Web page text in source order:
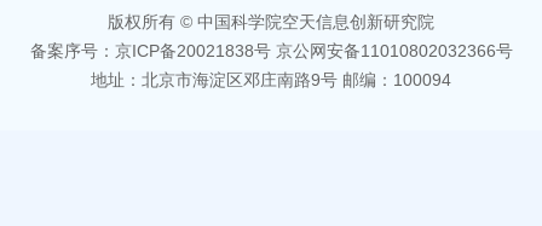
版权所有 © 中国科学院空天信息创新研究院
备案序号：京ICP备20021838号 京公网安备11010802032366号
地址：北京市海淀区邓庄南路9号 邮编：100094